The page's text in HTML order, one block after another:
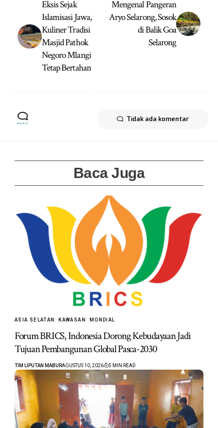
Eksis Sejak
Islamisasi Jawa,
Kuliner Tradisi
Masjid Pathok
Negoro Mlangi
Tetap Bertahan
Mengenal Pangeran
Aryo Selarong, Sosok
di Balik Goa
Selarong
Tidak ada komentar
Baca Juga
ASIA SELATAN KAWASAN MONDIAL
Forum BRICS, Indonesia Dorong Kebudayaan Jadi
Tujuan Pembangunan Global Pasca-2030
TIM LIPUTAN MABURAGUSTUS 10, 2026 5 MIN READ